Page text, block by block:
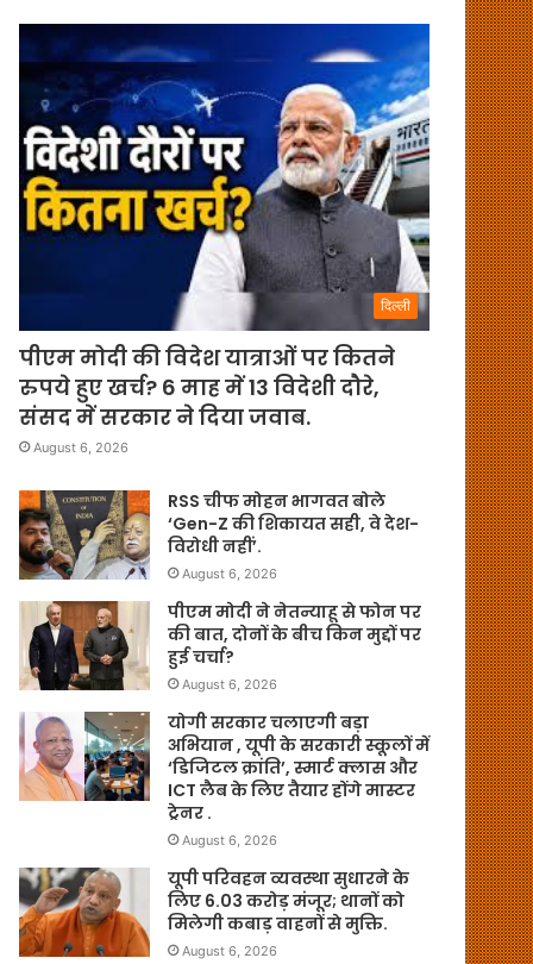
दिल्ली
पीएम मोदी की विदेश यात्राओं पर कितने
रुपये हुए खर्च? 6 माह में 13 विदेशी दौरे,
संसद में सरकार ने दिया जवाब.
August 6, 2026
RSS चीफ मोहन भागवत बोले
‘Gen-Z की शिकायत सही, वे देश-
विरोधी नहीं’.
August 6, 2026
पीएम मोदी ने नेतन्याहू से फोन पर
की बात, दोनों के बीच किन मुद्दों पर
हुई चर्चा?
August 6, 2026
योगी सरकार चलाएगी बड़ा
अभियान , यूपी के सरकारी स्कूलों में
‘डिजिटल क्रांति’, स्मार्ट क्लास और
ICT लैब के लिए तैयार होंगे मास्टर
ट्रेनर .
August 6, 2026
यूपी परिवहन व्यवस्था सुधारने के
लिए 6.03 करोड़ मंजूर; थानों को
मिलेगी कबाड़ वाहनों से मुक्ति.
August 6, 2026